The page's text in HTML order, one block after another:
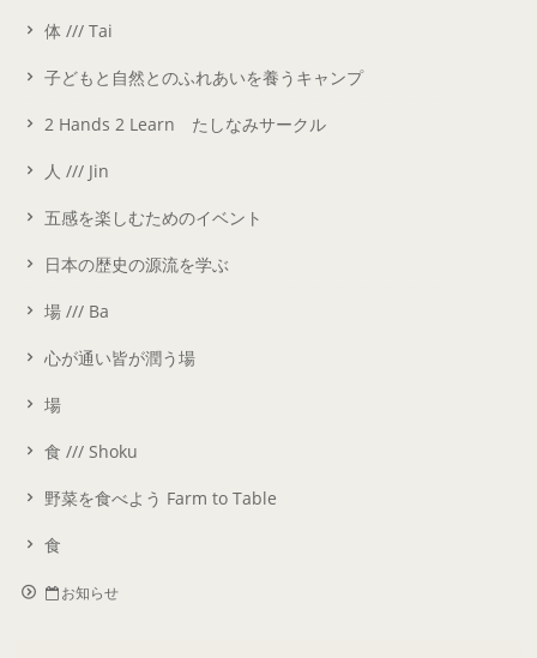
体 /// Tai
子どもと自然とのふれあいを養うキャンプ
2 Hands 2 Learn たしなみサークル
人 /// Jin
五感を楽しむためのイベント
日本の歴史の源流を学ぶ
場 /// Ba
心が通い皆が潤う場
場
食 /// Shoku
野菜を食べよう Farm to Table
食
お知らせ